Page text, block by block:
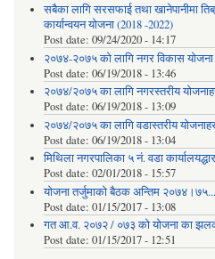
सबैका लागि सरसफाई तथा खानेपानीमा
कार्यान्वयन योजना (2018 -2022)
Post date: 09/24/2020 - 14:17
२०७४-२०७५ को लागि नगर विकास
Post date: 06/19/2018 - 13:46
२०७४/२०७५ का लागि नगरस्तरीय
Post date: 06/19/2018 - 13:09
२०७४/२०७५ का लागि वडास्तरीय
Post date: 06/19/2018 - 13:04
मिथिला नगरपालिका ५ नं. वडा
Post date: 02/01/2018 - 15:57
याेजना तर्जुमाकाे बैठक अन्तिम
Post date: 01/15/2017 - 13:08
गत आ.व. २०७२ / ०७३ को योजना का
Post date: 01/15/2017 - 12:51